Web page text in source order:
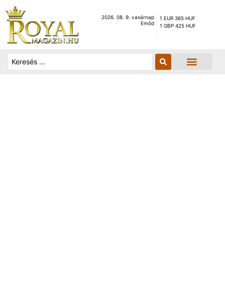
2026. 08. 9. vasárnap
Emőd
1 EUR 365 HUF
1 GBP 425 HUF